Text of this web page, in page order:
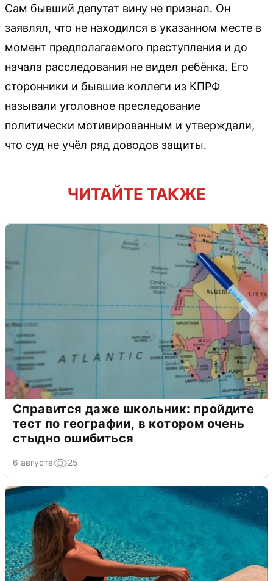
Сам бывший депутат вину не признал. Он
заявлял, что не находился в указанном месте в
момент предполагаемого преступления и до
начала расследования не видел ребёнка. Его
сторонники и бывшие коллеги из КПРФ
называли уголовное преследование
политически мотивированным и утверждали,
что суд не учёл ряд доводов защиты.
ЧИТАЙТЕ ТАКЖЕ
Справится даже школьник: пройдите
тест по географии, в котором очень
стыдно ошибиться
6 августа 25